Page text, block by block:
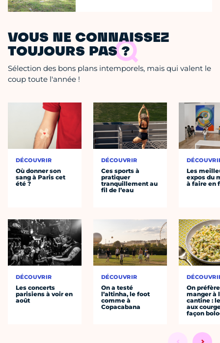
VOUS NE CONNAISSEZ
TOUJOURS PAS ?
Sélection des bons plans intemporels, mais qui valent le
coup toute l'année !
DÉCOUVRIR
Où donner son
sang à Paris cet
été ?
DÉCOUVRIR
Les concerts
parisiens à voir en
août
DÉCOUVRIR
Ces sports à
pratiquer
tranquillement au
fil de l’eau
DÉCOUVRIR
On a testé
l’altinha, le foot
comme à
Copacabana
Les
expos du
à faire en
On préfère
manger à
cantine :
aux
façon